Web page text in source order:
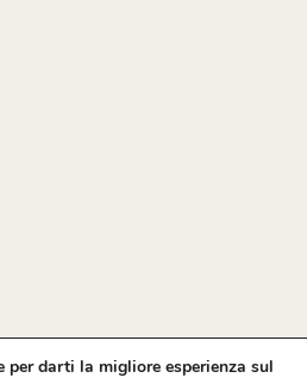
aWebsite BuilderforWordPress
darti la migliore esperienza sul